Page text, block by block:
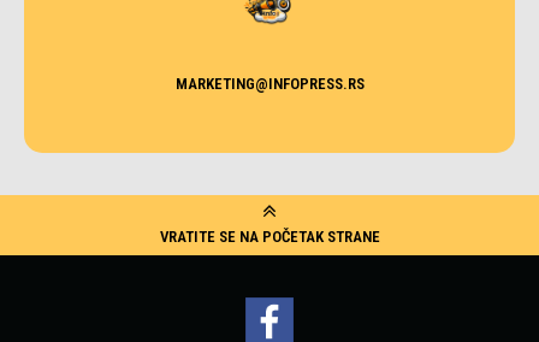
MARKETING@INFOPRESS.RS
VRATITE SE NA POČETAK STRANE